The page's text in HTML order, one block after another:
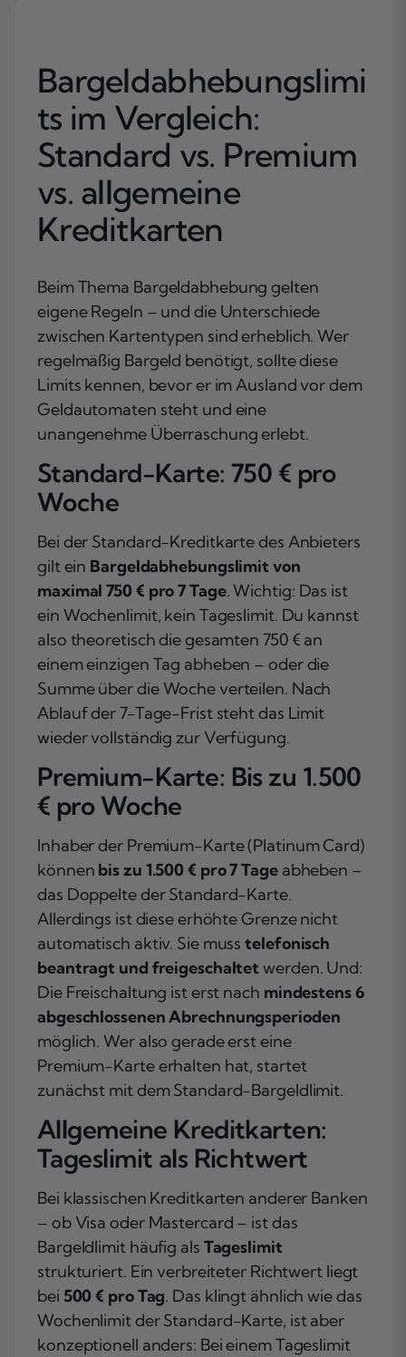
Bargeldabhebungslimi
ts im Vergleich:
Standard vs. Premium
vs. allgemeine
Kreditkarten
Beim Thema Bargeldabhebung gelten
eigene Regeln – und die Unterschiede
zwischen Kartentypen sind erheblich. Wer
regelmäßig Bargeld benötigt, sollte diese
Limits kennen, bevor er im Ausland vor dem
Geldautomaten steht und eine
unangenehme Überraschung erlebt.
Standard-Karte: 750 € pro
Woche
Bei der Standard-Kreditkarte des Anbieters
gilt ein Bargeldabhebungslimit von
maximal 750 € pro 7 Tage. Wichtig: Das ist
ein Wochenlimit, kein Tageslimit. Du kannst
also theoretisch die gesamten 750 € an
einem einzigen Tag abheben – oder die
Summe über die Woche verteilen. Nach
Ablauf der 7-Tage-Frist steht das Limit
wieder vollständig zur Verfügung.
Premium-Karte: Bis zu 1.500
€ pro Woche
Inhaber der Premium-Karte (Platinum Card)
können bis zu 1.500 € pro 7 Tageabheben –
das Doppelte der Standard-Karte.
Allerdings ist diese erhöhte Grenze nicht
automatisch aktiv. Sie musstelefonisch
beantragt und freigeschaltet werden. Und:
Die Freischaltung ist erst nach mindestens 6
abgeschlossenen Abrechnungsperioden
möglich. Wer also gerade erst eine
Premium-Karte erhalten hat, startet
zunächst mit dem Standard-Bargeldlimit.
Allgemeine Kreditkarten:
Tageslimit als Richtwert
Bei klassischen Kreditkarten anderer Banken
– ob Visa oder Mastercard – ist das
Bargeldlimit häufig als Tageslimit
strukturiert. Ein verbreiteter Richtwert liegt
bei 500 € pro Tag. Das klingt ähnlich wie das
Wochenlimit der Standard-Karte, ist aber
konzeptionell anders: Bei einem Tageslimit